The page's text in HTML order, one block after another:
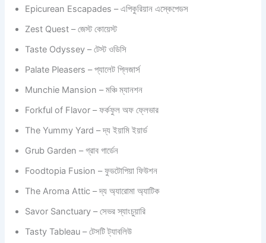
Epicurean Escapades – এপিকুরিয়ান এস্কেপেডস
Zest Quest – জেস্ট কোয়েস্ট
Taste Odyssey – টেস্ট ওডিসি
Palate Pleasers – প্যালেট প্লিজার্স
Munchie Mansion – মঞ্চি ম্যানশন
Forkful of Flavor – ফর্কফুল অফ ফ্লেভার
The Yummy Yard – দ্য ইয়ামি ইয়ার্ড
Grub Garden – গ্রাব গার্ডেন
Foodtopia Fusion – ফুডটোপিয়া ফিউশন
The Aroma Attic – দ্য অ্যারোমা অ্যাটিক
Savor Sanctuary – সেভর স্যাংচুয়ারি
Tasty Tableau – টেসটি ট্যাবলিউ